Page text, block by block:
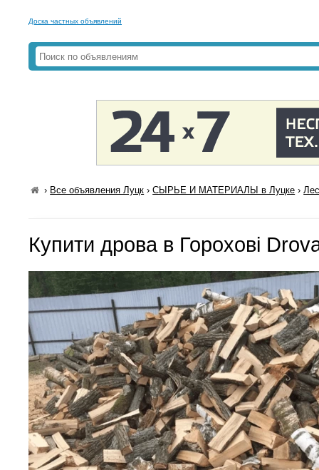
Доска частных объявлений
› Все объявления Луцк ›СЫРЬЕ И МАТЕРИАЛЫ в Луцке ›
Купити дрова в Горохові